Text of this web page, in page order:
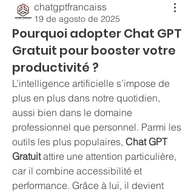
chatgptfrancaiss
19 de agosto de 2025
Pourquoi adopter Chat GPT
Gratuit pour booster votre
productivité ?
L’intelligence artificielle s’impose de
plus en plus dans notre quotidien,
aussi bien dans le domaine
professionnel que personnel. Parmi les
outils les plus populaires, Chat GPT
Gratuit attire une attention particulière,
car il combine accessibilité et
performance. Grâce à lui, il devient